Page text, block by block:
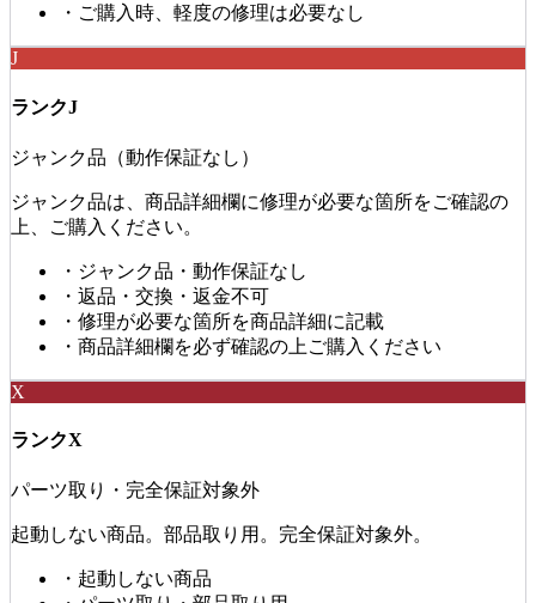
・ ご購入時、軽度の修理は必要なし
J
ランクJ
ジャンク品（動作保証なし）
ジャンク品は、商品詳細欄に修理が必要な箇所をご確認の
上、ご購入ください。
・ ジャンク品・動作保証なし
・ 返品・交換・返金不可
・ 修理が必要な箇所を商品詳細に記載
・ 商品詳細欄を必ず確認の上ご購入ください
X
ランクX
パーツ取り・完全保証対象外
起動しない商品。部品取り用。完全保証対象外。
・ 起動しない商品